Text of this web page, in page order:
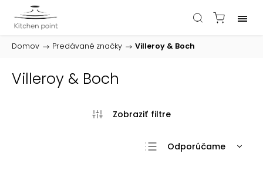
Domov / Predávané značky / Villeroy & Boch
Villeroy & Boch
Odporúčame